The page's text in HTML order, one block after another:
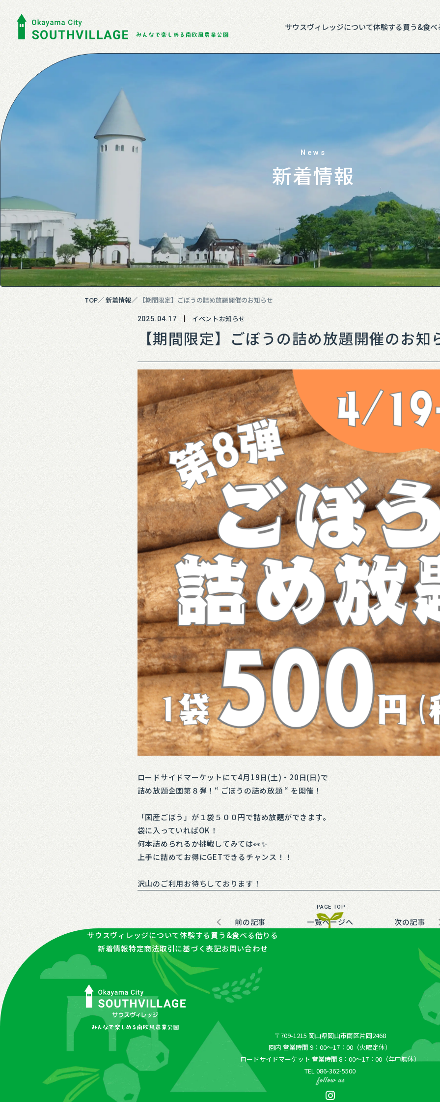
サウスヴィレッジについて体験する買う&食べ
News
新着情報
TOP 新着情報 【期間限定】ごぼうの詰め放題開催のお知らせ
2025.04.17 イベントお知らせ
【期間限定】ごぼうの詰め放題開催のお知
ロードサイドマーケットにて4月19日(土)・20日(日)で
詰め放題企画第８弾！“ ごぼうの詰め放題 “ を開催！
「国産ごぼう」が１袋５００円で詰め放題ができます。
袋に入っていればOK！
何本詰められるか挑戦してみては👀✨
上手に詰めてお得にGETできるチャンス！！
沢山のご利用お待ちしております！
前の記事 一覧ページへ
次の記事
サウスヴィレッジについて体験する買う&食べる借りる
新着情報特定商法取引に基づく表記お問い合わせ
〒709-1215 岡⼭県岡⼭市南区⽚岡2468
園内 営業時間 9：00〜17：00（火曜定休）
ロードサイドマーケット 営業時間 8：00〜17：00（年中無休）
TEL 086-362-5500